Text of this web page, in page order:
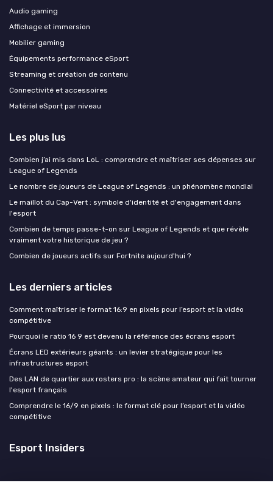
Audio gaming
Affichage et immersion
Mobilier gaming
Équipements performance eSport
Streaming et création de contenu
Connectivité et accessoires
Matériel eSport par niveau
Les plus lus
Combien j’ai mis dans LoL : comprendre et maîtriser ses dépenses sur
League of Legends
Le nombre de joueurs de League of Legends : un phénomène mondial
Le maillot du Cap-Vert : symbole d'identité et d'engagement dans
l'esport
Combien de temps passe-t-on sur League of Legends et que révèle
vraiment votre historique de jeu ?
Combien de joueurs actifs sur Fortnite aujourd'hui ?
Les derniers articles
Comment maîtriser le format 16:9 en pixels pour l’esport et la vidéo
compétitive
Pourquoi le ratio 16 9 est devenu la référence des écrans esport
Écrans LED extérieurs géants : un levier stratégique pour les
infrastructures esport
Des LAN de quartier aux rosters pro : la scène amateur qui fait tourner
l'esport français
Comprendre le 16/9 en pixels : le format clé pour l’esport et la vidéo
compétitive
Esport Insiders